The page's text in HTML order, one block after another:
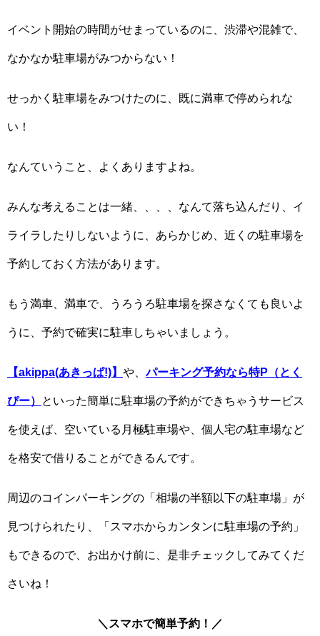
イベント開始の時間がせまっているのに、渋滞や混雑で、
なかなか駐車場がみつからない！
せっかく駐車場をみつけたのに、既に満車で停められな
い！
なんていうこと、よくありますよね。
みんな考えることは一緒、、、、なんて落ち込んだり、イ
ライラしたりしないように、あらかじめ、近くの駐車場を
予約しておく方法があります。
もう満車、満車で、うろうろ駐車場を探さなくても良いよ
うに、予約で確実に駐車しちゃいましょう。
【akippa(あきっぱ!)】 や、パーキング予約なら特P（とく
ぴー） といった簡単に駐車場の予約ができちゃうサービス
を使えば、空いている月極駐車場や、個人宅の駐車場など
を格安で借りることができるんです。
周辺のコインパーキングの「相場の半額以下の駐車場」が
見つけられたり、「スマホからカンタンに駐車場の予約」
もできるので、お出かけ前に、是非チェックしてみてくだ
さいね！
＼スマホで簡単予約！／